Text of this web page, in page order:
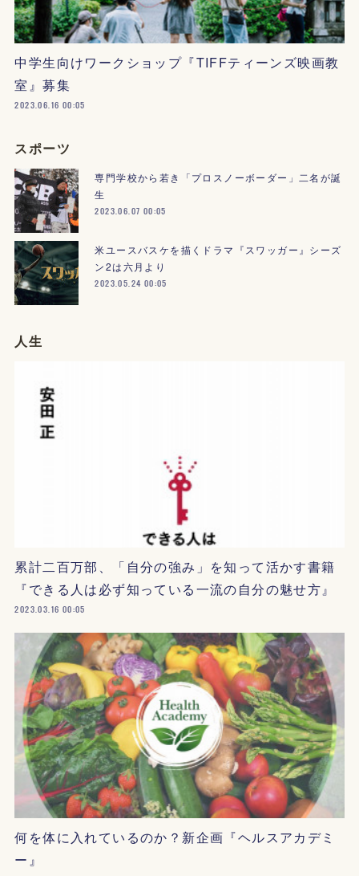
中学生向けワークショップ『TIFFティーンズ映画教
室』募集
2023.06.16 00:05
スポーツ
専門学校から若き「プロスノーボーダー」二名が誕
生
2023.06.07 00:05
米ユースバスケを描くドラマ『スワッガー』シーズ
ン2は六月より
2023.05.24 00:05
人生
累計二百万部、「自分の強み」を知って活かす書籍
『できる人は必ず知っている一流の自分の魅せ方』
2023.03.16 00:05
何を体に入れているのか？新企画『ヘルスアカデミ
ー』